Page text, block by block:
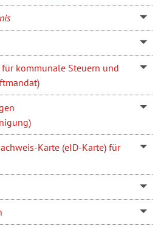
kommunale Steuern und
Karte (eID-Karte) für